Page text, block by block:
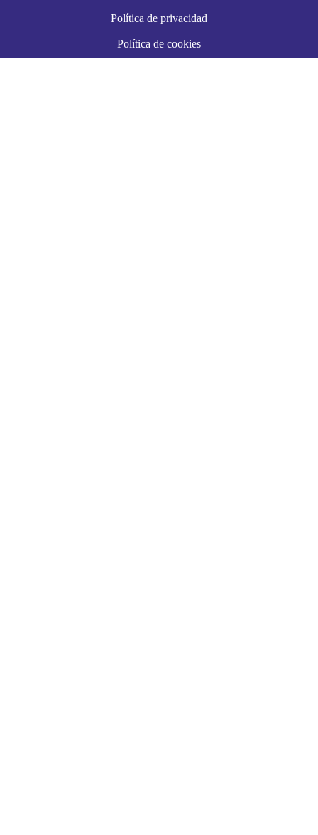
Política de privacidad
Política de cookies